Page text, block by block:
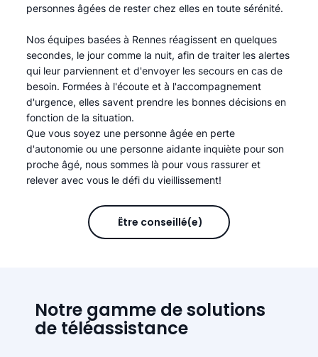
personnes âgées de rester chez elles en toute sérénité.​
Nos équipes basées à Rennes réagissent en quelques
secondes, le jour comme la nuit, afin de traiter les alertes
qui leur parviennent et d'envoyer les secours en cas de
besoin. Formées à l'écoute et à l'accompagnement
d'urgence, elles savent prendre les bonnes décisions en
fonction de la situation.
Que vous soyez une personne âgée en perte
d'autonomie ou une personne aidante inquiète pour son
proche âgé, nous sommes là pour vous rassurer et
relever avec vous le défi du vieillissement!
Être conseillé(e)
Notre gamme de solutions
de téléassistance